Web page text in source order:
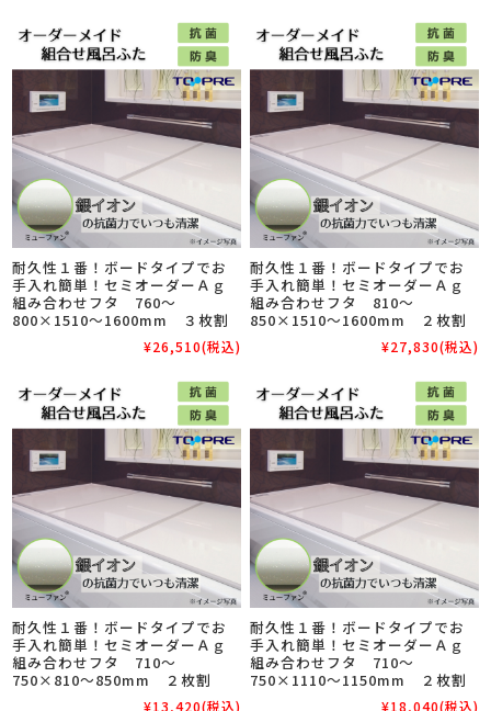
耐久性１番！ボードタイプでお
手入れ簡単！セミオーダーＡｇ
組み合わせフタ 760～
800×1510～1600mm ３枚割
¥26,510(税込)
耐久性１番！ボードタイプでお
手入れ簡単！セミオーダーＡｇ
組み合わせフタ 810～
850×1510～1600mm ２枚割
¥27,830(税込)
耐久性１番！ボードタイプでお
手入れ簡単！セミオーダーＡｇ
組み合わせフタ 710～
750×810～850mm ２枚割
¥13,420(税込)
耐久性１番！ボードタイプでお
手入れ簡単！セミオーダーＡｇ
組み合わせフタ 710～
750×1110～1150mm ２枚割
¥18,040(税込)